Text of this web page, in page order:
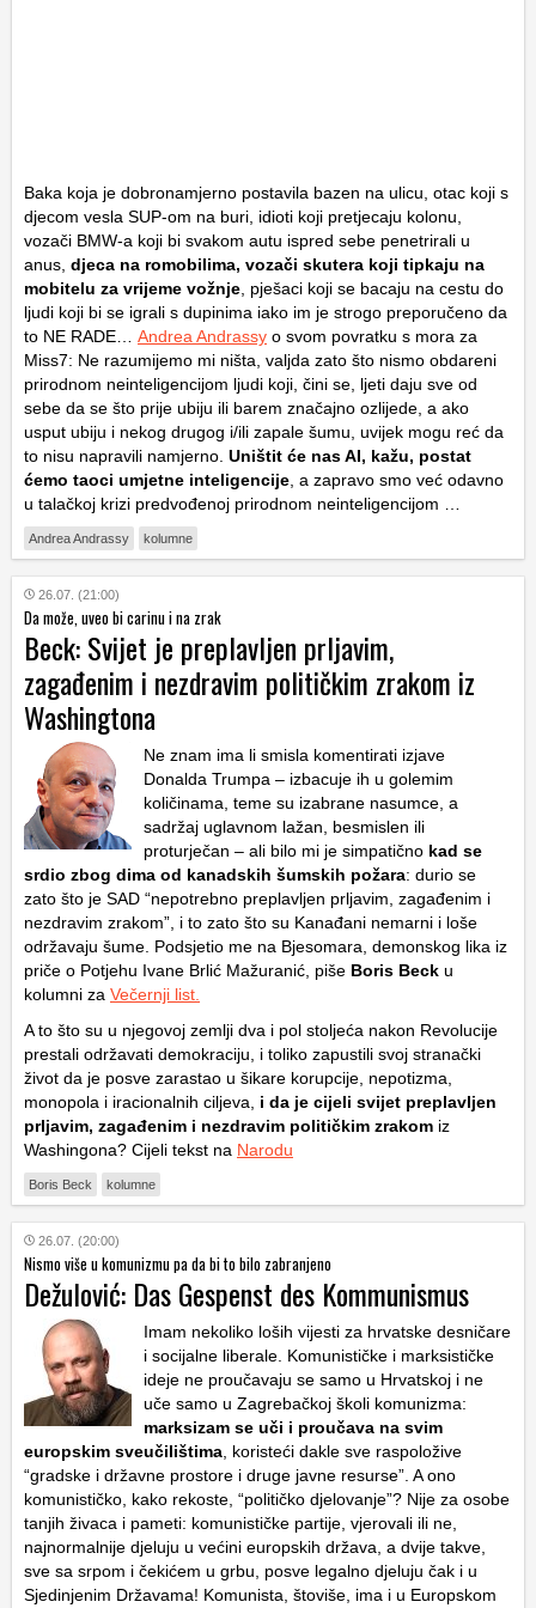
Baka koja je dobronamjerno postavila bazen na ulicu, otac koji s
djecom vesla SUP-om na buri, idioti koji pretjecaju kolonu,
vozači BMW-a koji bi svakom autu ispred sebe penetrirali u
anus, djeca na romobilima, vozači skutera koji tipkaju na
mobitelu za vrijeme vožnje , pješaci koji se bacaju na cestu do
ljudi koji bi se igrali s dupinima iako im je strogo preporučeno da
to NE RADE… Andrea Andrassy o svom povratku s mora za
Miss7: Ne razumijemo mi ništa, valjda zato što nismo obdareni
prirodnom neinteligencijom ljudi koji, čini se, ljeti daju sve od
sebe da se što prije ubiju ili barem značajno ozlijede, a ako
usput ubiju i nekog drugog i/ili zapale šumu, uvijek mogu reć da
to nisu napravili namjerno. Uništit će nas AI, kažu, postat
ćemo taoci umjetne inteligencije , a zapravo smo već odavno
u talačkoj krizi predvođenoj prirodnom neinteligencijom …
Andrea Andrassy kolumne
26.07. (21:00)
Da može, uveo bi carinu i na zrak
Beck: Svijet je preplavljen prljavim,
zagađenim i nezdravim političkim zrakom iz
Washingtona
Ne znam ima li smisla komentirati izjave
Donalda Trumpa – izbacuje ih u golemim
količinama, teme su izabrane nasumce, a
sadržaj uglavnom lažan, besmislen ili
proturječan – ali bilo mi je simpatično kad se
srdio zbog dima od kanadskih šumskih požara: durio se
zato što je SAD “nepotrebno preplavljen prljavim, zagađenim i
nezdravim zrakom”, i to zato što su Kanađani nemarni i loše
održavaju šume. Podsjetio me na Bjesomara, demonskog lika iz
priče o Potjehu Ivane Brlić Mažuranić, piše Boris Beck u
kolumni za Večernji list.
A to što su u njegovoj zemlji dva i pol stoljeća nakon Revolucije
prestali održavati demokraciju, i toliko zapustili svoj stranački
život da je posve zarastao u šikare korupcije, nepotizma,
monopola i iracionalnih ciljeva, i da je cijeli svijet preplavljen
prljavim, zagađenim i nezdravim političkim zrakom iz
Washingona? Cijeli tekst na Narodu
Boris Beck kolumne
26.07. (20:00)
Nismo više u komunizmu pa da bi to bilo zabranjeno
Dežulović: Das Gespenst des Kommunismus
Imam nekoliko loših vijesti za hrvatske desničare
i socijalne liberale. Komunističke i marksističke
ideje ne proučavaju se samo u Hrvatskoj i ne
uče samo u Zagrebačkoj školi komunizma:
marksizam se uči i proučava na svim
europskim sveučilištima , koristeći dakle sve raspoložive
“gradske i državne prostore i druge javne resurse”. A ono
komunističko, kako rekoste, “političko djelovanje”? Nije za osobe
tanjih živaca i pameti: komunističke partije, vjerovali ili ne,
najnormalnije djeluju u većini europskih država, a dvije takve,
sve sa srpom i čekićem u grbu, posve legalno djeluju čak i u
Sjedinjenim Državama! Komunista, štoviše, ima i u Europskom